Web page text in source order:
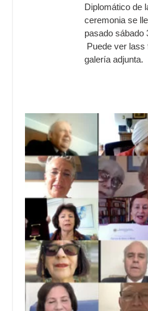
Diplomático de
ceremonia se
pasado sábado
Puede ver lass
galería adjunta.